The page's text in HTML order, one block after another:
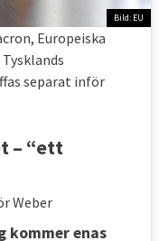
Bild: EU
Europeiska
separat inför
– “ett
Weber
kommer enas